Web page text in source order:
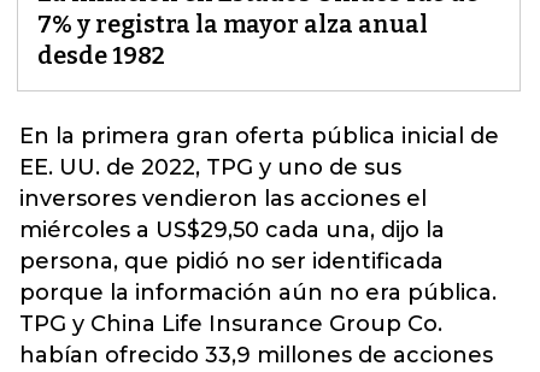
7% y registra la mayor alza anual
desde 1982
En la primera gran oferta pública inicial de
EE. UU. de 2022, TPG y uno de sus
inversores vendieron las acciones el
miércoles a US$29,50 cada una, dijo la
persona, que pidió no ser identificada
porque la información aún no era pública.
TPG y China Life Insurance Group Co.
habían ofrecido 33,9 millones de acciones